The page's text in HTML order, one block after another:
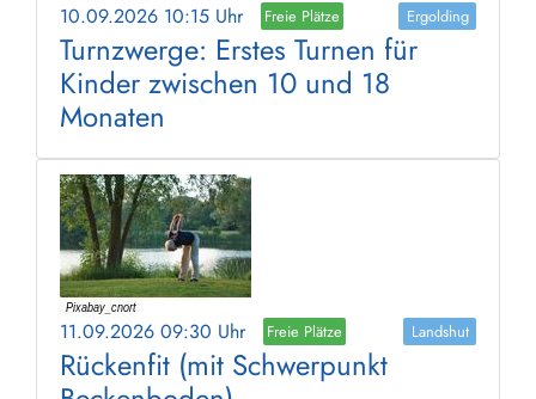
10.09.2026 10:15 Uhr Freie Plätze Ergolding
Turnzwerge: Erstes Turnen für
Kinder zwischen 10 und 18
Monaten
11.09.2026 09:30 Uhr Freie Plätze Landshut
Rückenfit (mit Schwerpunkt